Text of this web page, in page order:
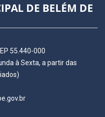
DE BELÉM DE
55.440-000
à Sexta, a partir das